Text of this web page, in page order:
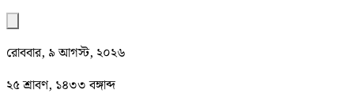
রোববার, ৯ আগস্ট, ২০২৬
২৫ শ্রাবণ, ১৪৩৩ বঙ্গাব্দ